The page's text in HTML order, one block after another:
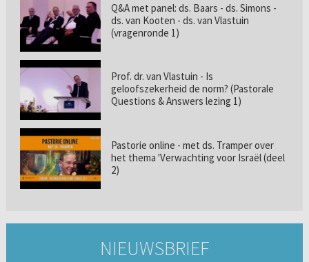
Q&A met panel: ds. Baars - ds. Simons -
ds. van Kooten - ds. van Vlastuin
(vragenronde 1)
Prof. dr. van Vlastuin - Is
geloofszekerheid de norm? (Pastorale
Questions & Answers lezing 1)
Pastorie online - met ds. Tramper over
het thema 'Verwachting voor Israël (deel
2)
NIEUWSBRIEF